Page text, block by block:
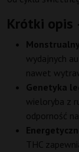
Krótki opis
wydajnych
nawet
Genetyka
wieloryba z
odporność na
THC